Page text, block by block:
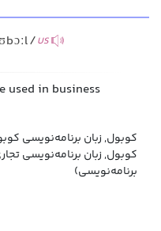
US
used in business
کوبول, زبان برنامه‌نویسی
کوبول, زبان برنامه‌نویسی
برنامه‌نویسی)